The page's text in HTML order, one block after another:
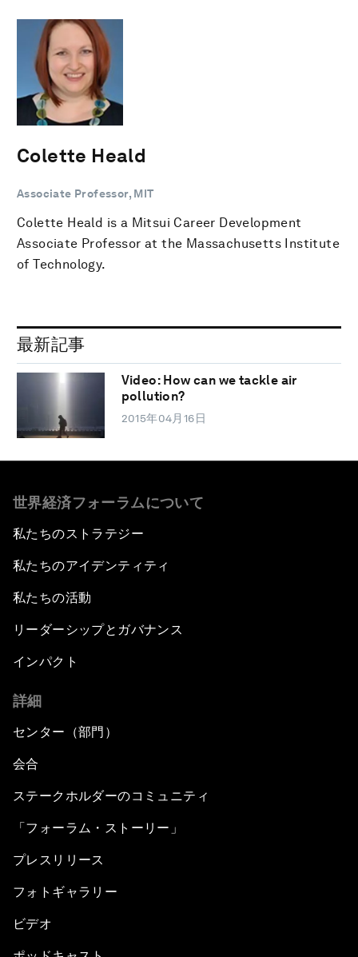
Colette Heald
Associate Professor, MIT
Colette Heald is a Mitsui Career Development
Associate Professor at the Massachusetts Institute
of Technology.
最新記事
Video: How can we tackle air
pollution?
2015年04月16日
世界経済フォーラムについて
私たちのストラテジー
私たちのアイデンティティ
私たちの活動
リーダーシップとガバナンス
インパクト
詳細
センター（部門）
会合
ステークホルダーのコミュニティ
「フォーラム・ストーリー」
プレスリリース
フォトギャラリー
ビデオ